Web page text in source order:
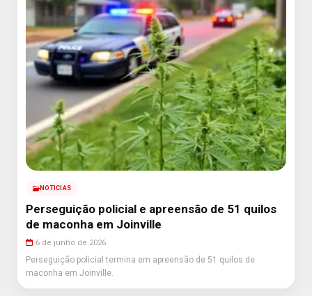
NOTICIAS
Perseguição policial e apreensão de 51 quilos
de maconha em Joinville
6 de junho de 2026
Perseguição policial termina em apreensão de 51 quilos de
maconha em Joinville.